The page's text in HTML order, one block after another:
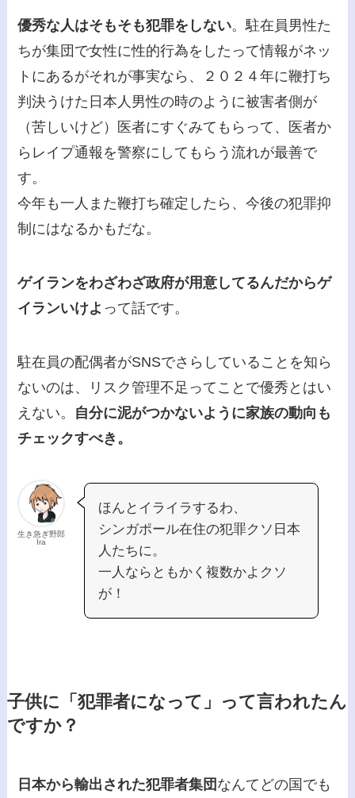
優秀な人はそもそも犯罪をしない。駐在員男性た
ちが集団で女性に性的行為をしたって情報がネッ
トにあるがそれが事実なら、２０２４年に鞭打ち
判決うけた日本人男性の時のように被害者側が
（苦しいけど）医者にすぐみてもらって、医者か
らレイプ通報を警察にしてもらう流れが最善で
す。
今年も一人また鞭打ち確定したら、今後の犯罪抑
制にはなるかもだな。
ゲイランをわざわざ政府が用意してるんだからゲ
イランいけよ って話です。
駐在員の配偶者がSNSでさらしていることを知ら
ないのは、リスク管理不足ってことで優秀とはい
えない。 自分に泥がつかないように家族の動向も
チェックすべき。
生き急ぎ野郎
Ira
ほんとイライラするわ、
シンガポール在住の犯罪クソ日本
人たちに。
一人ならともかく複数かよクソ
が！
子供に「犯罪者になって」って言われたん
ですか？
日本から輸出された犯罪者集団 なんてどの国でも